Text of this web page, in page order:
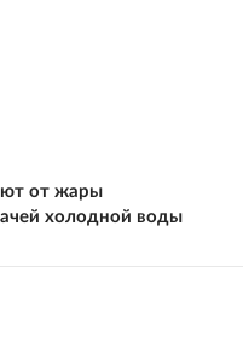
от жары
холодной воды